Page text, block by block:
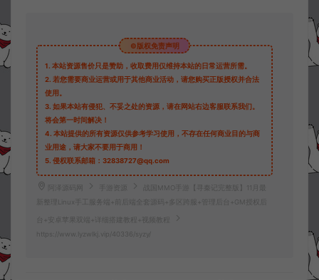
©版权免责声明
1. 本站资源售价只是赞助，收取费用仅维持本站的日常运营所需。
2. 若您需要商业运营或用于其他商业活动，请您购买正版授权并合法
使用。
3. 如果本站有侵犯、不妥之处的资源，请在网站右边客服联系我们。
将会第一时间解决！
4. 本站提供的所有资源仅供参考学习使用，不存在任何商业目的与商
业用途，请大家不要用于商用！
5. 侵权联系邮箱：32838727@qq.com
阿泽源码网 手游资源
战国MMO手游【寻秦记完整版】11月最
新整理Linux手工服务端+前后端全套源码+多区跨服+管理后台+GM授权后
台+安卓苹果双端+详细搭建教程+视频教程
https://www.lyzwlkj.vip/40336/syzy/